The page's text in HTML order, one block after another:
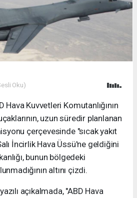
Oku)
Hava Kuvvetleri Komutanlığının
uzun süredir planlanan
çerçevesinde "sıcak yakıt
İncirlik Hava Üssü'ne geldiğini
bunun bölgedeki
altını çizdi.
açıkalmada, "ABD Hava